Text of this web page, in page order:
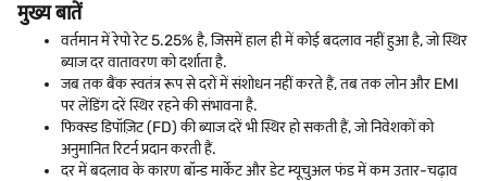
मुख्य बातें
वर्तमान में रेपो रेट 5.25% है, जिसमें हाल ही में कोई बदलाव नहीं हुआ है, जो स्थिर
ब्याज दर वातावरण को दर्शाता है.
जब तक बैंक स्वतंत्र रूप से दरों में संशोधन नहीं करते हैं, तब तक लोन और EMI
पर लेंडिंग दरें स्थिर रहने की संभावना है.
फिक्स्ड डिपॉज़िट (FD) की ब्याज दरें भी स्थिर हो सकती हैं, जो निवेशकों को
अनुमानित रिटर्न प्रदान करती हैं.
दर में बदलाव के कारण बॉन्ड मार्केट और डेट म्यूचुअल फंड में कम उतार-चढ़ाव